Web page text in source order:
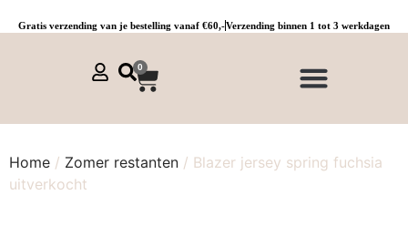
Gratis verzending van je bestelling vanaf €60,-Verzending binnen 1 tot 3 werkdagen
0
Home / Zomer restanten / Blazer jersey spring fuchsia
uitverkocht